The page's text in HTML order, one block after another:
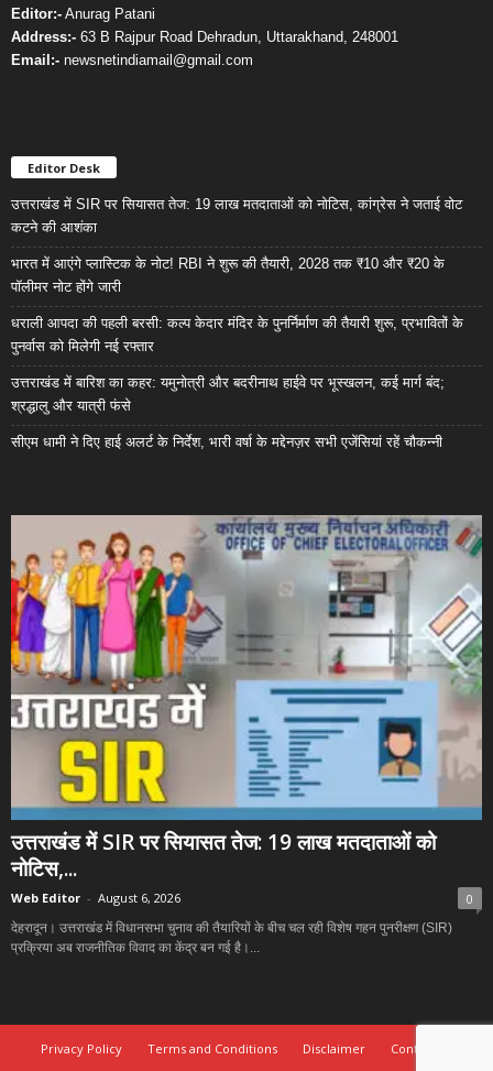
Editor:- Anurag Patani
Address:- 63 B Rajpur Road Dehradun, Uttarakhand, 248001
Email:- newsnetindiamail@gmail.com
Editor Desk
उत्तराखंड में SIR पर सियासत तेज: 19 लाख मतदाताओं को नोटिस, कांग्रेस ने जताई वोट
कटने की आशंका
भारत में आएंगे प्लास्टिक के नोट! RBI ने शुरू की तैयारी, 2028 तक ₹10 और ₹20 के
पॉलीमर नोट होंगे जारी
धराली आपदा की पहली बरसी: कल्प केदार मंदिर के पुनर्निर्माण की तैयारी शुरू, प्रभावितों के
पुनर्वास को मिलेगी नई रफ्तार
उत्तराखंड में बारिश का कहर: यमुनोत्री और बदरीनाथ हाईवे पर भूस्खलन, कई मार्ग बंद;
श्रद्धालु और यात्री फंसे
सीएम धामी ने दिए हाई अलर्ट के निर्देश, भारी वर्षा के मद्देनज़र सभी एजेंसियां रहें चौकन्नी
उत्तराखंड में SIR पर सियासत तेज: 19 लाख मतदाताओं को
नोटिस,...
Web Editor - August 6, 2026 0
देहरादून। उत्तराखंड में विधानसभा चुनाव की तैयारियों के बीच चल रही विशेष गहन पुनरीक्षण (SIR)
प्रक्रिया अब राजनीतिक विवाद का केंद्र बन गई है।...
Privacy Policy Terms and Conditions Disclaimer Contact Us